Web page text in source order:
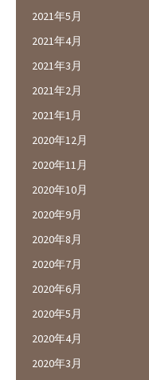
2021年5月
2021年4月
2021年3月
2021年2月
2021年1月
2020年12月
2020年11月
2020年10月
2020年9月
2020年8月
2020年7月
2020年6月
2020年5月
2020年4月
2020年3月